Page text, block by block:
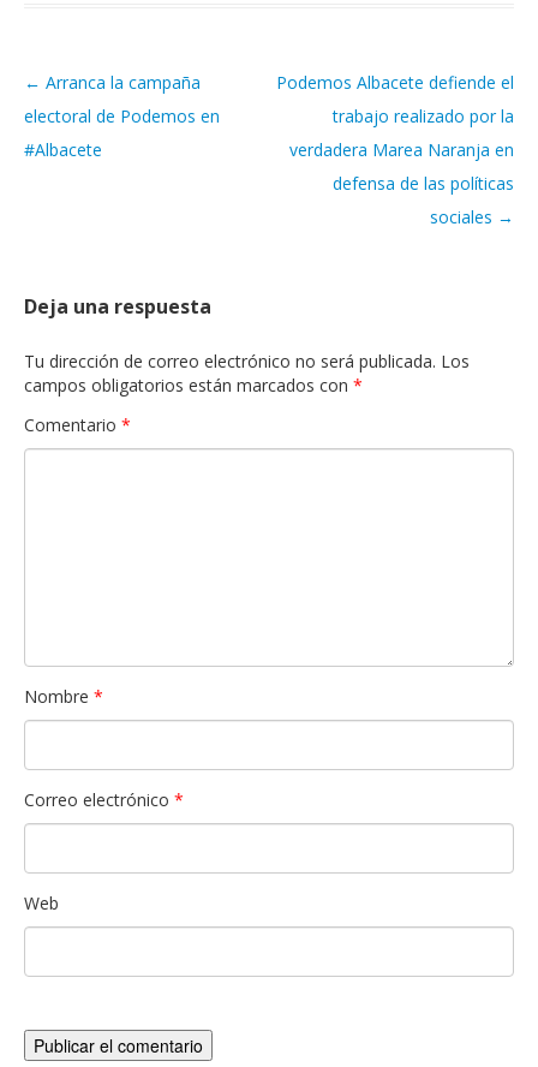
Navegación de artículos
← Arranca la campaña
electoral de Podemos en
#Albacete
Podemos Albacete defiende el
trabajo realizado por la
verdadera Marea Naranja en
defensa de las políticas
sociales →
Deja una respuesta
Tu dirección de correo electrónico no será publicada. Los
campos obligatorios están marcados con *
Comentario *
Nombre *
Correo electrónico *
Web